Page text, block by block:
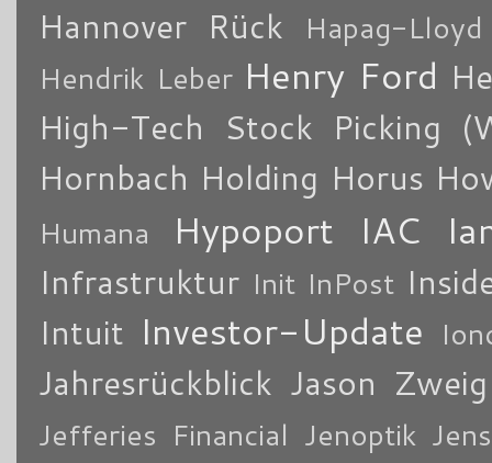
Hannover Rück
Hapag-Lloyd
Hendrik Leber Henry Ford
High-Tech Stock Picking
Hornbach Holding Horus
Humana Hypoport IAC
Infrastruktur Init InPost
Intuit Investor-Update
Jahresrückblick Jason Zweig
Jefferies Financial Jenoptik